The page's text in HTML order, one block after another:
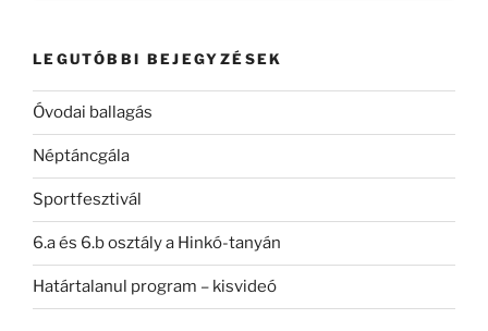
LEGUTÓBBI BEJEGYZÉSEK
Óvodai ballagás
Néptáncgála
Sportfesztivál
6.a és 6.b osztály a Hinkó-tanyán
Határtalanul program – kisvideó